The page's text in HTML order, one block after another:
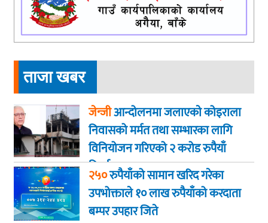
ताजा खबर
जेन्जीआन्दोलनमा जलाएकाे कोइराला
निवासको मर्मत तथा सम्भारका लागि
विनियोजन गरिएको २ करोड रुपैयाँ
फिर्ता
२५०रुपैयाँको सामान खरिद गरेका
उपभोक्ताले १० लाख रुपैयाँको करदाता
बम्पर उपहार जिते